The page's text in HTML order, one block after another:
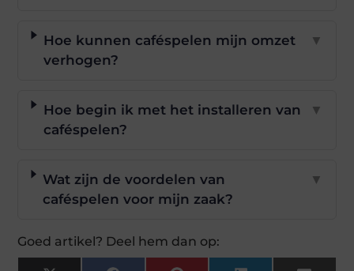
Hoe kunnen caféspelen mijn omzet
verhogen?
▼
Hoe begin ik met het installeren van
caféspelen?
▼
Wat zijn de voordelen van
caféspelen voor mijn zaak?
▼
Goed artikel? Deel hem dan op: